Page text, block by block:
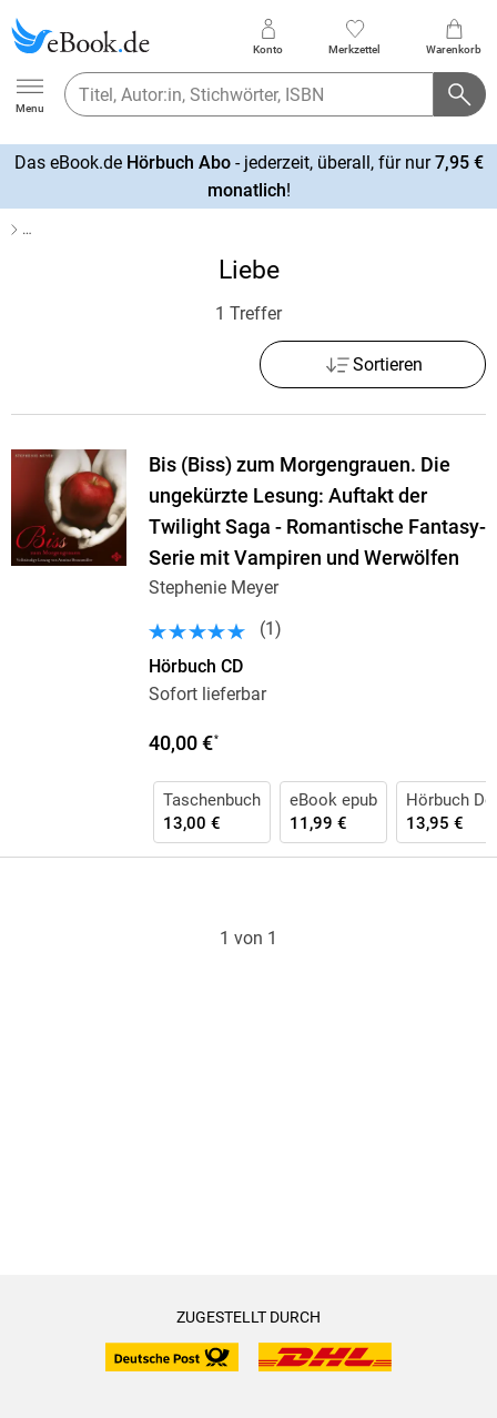
Ebook.de
Menu
Konto Merkzettel Warenkorb
Das eBook.de Hörbuch Abo- jederzeit, überall, für nur7,95 €
monatlich!
…
Liebe
1 Treffer
Sortieren
Bis (Biss) zum Morgengrauen. Die
ungekürzte Lesung: Auftakt der
Twilight Saga - Romantische Fantasy-
Serie mit Vampiren und Werwölfen
Stephenie Meyer
(1 )
Hörbuch CD
Sofort lieferbar
40,00 €*
Taschenbuch
13,00 €
eBook epub
11,99 €
Hörbuch
13,95 €
1 von 1
ZUGESTELLT DURCH